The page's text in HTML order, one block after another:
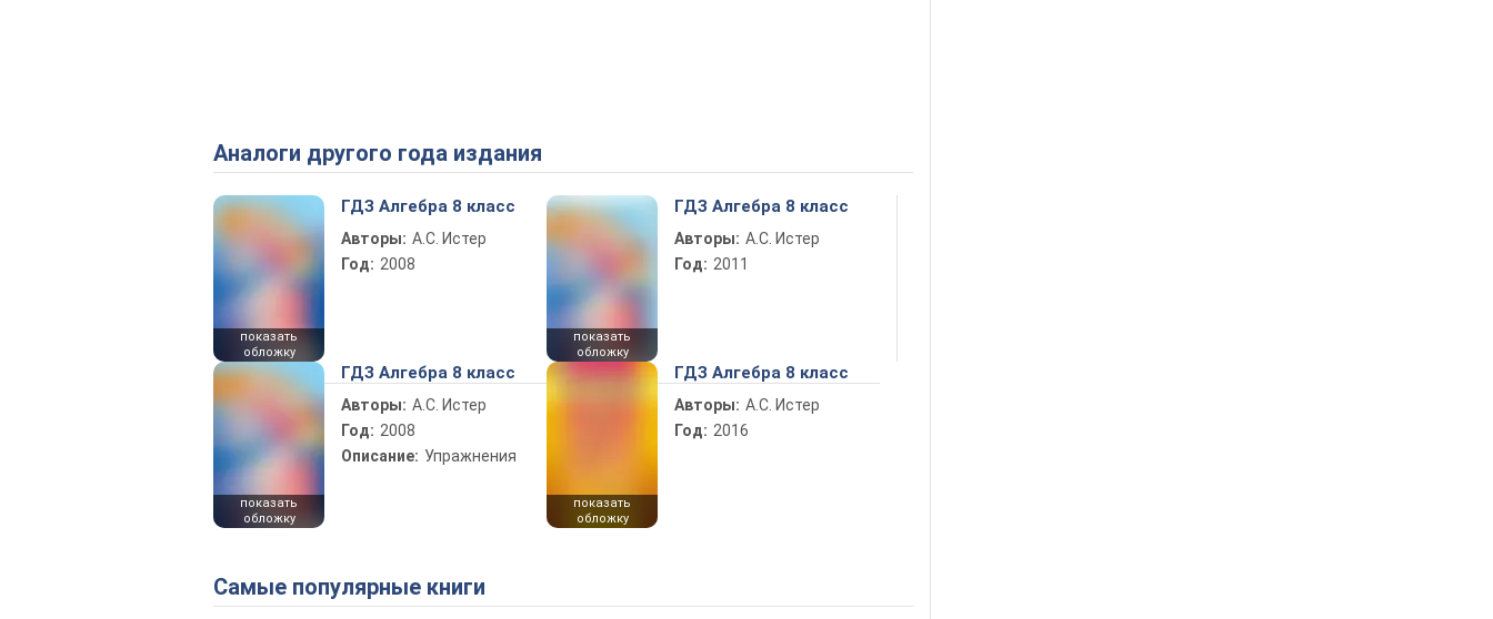
Аналоги другого года издания
показать
обложку
ГДЗ Алгебра 8 класс
Авторы: А.С. Истер
Год: 2008
показать
обложку
ГДЗ Алгебра 8 класс
Авторы: А.С. Истер
Год: 2011
показать
обложку
ГДЗ Алгебра 8 класс
Авторы: А.С. Истер
Год: 2008
Описание: Упражнения
показать
обложку
ГДЗ Алгебра 8 класс
Авторы: А.С. Истер
Год: 2016
Самые популярные книги